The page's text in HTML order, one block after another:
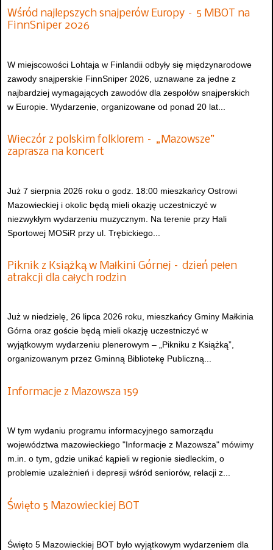
Wśród najlepszych snajperów Europy – 5 MBOT na
FinnSniper 2026
W miejscowości Lohtaja w Finlandii odbyły się międzynarodowe
zawody snajperskie FinnSniper 2026, uznawane za jedne z
najbardziej wymagających zawodów dla zespołów snajperskich
w Europie. Wydarzenie, organizowane od ponad 20 lat...
Wieczór z polskim folklorem – „Mazowsze”
zaprasza na koncert
Już 7 sierpnia 2026 roku o godz. 18:00 mieszkańcy Ostrowi
Mazowieckiej i okolic będą mieli okazję uczestniczyć w
niezwykłym wydarzeniu muzycznym. Na terenie przy Hali
Sportowej MOSiR przy ul. Trębickiego...
Piknik z Książką w Małkini Górnej – dzień pełen
atrakcji dla całych rodzin
Już w niedzielę, 26 lipca 2026 roku, mieszkańcy Gminy Małkinia
Górna oraz goście będą mieli okazję uczestniczyć w
wyjątkowym wydarzeniu plenerowym – „Pikniku z Książką”,
organizowanym przez Gminną Bibliotekę Publiczną...
Informacje z Mazowsza 159
W tym wydaniu programu informacyjnego samorządu
województwa mazowieckiego "Informacje z Mazowsza" mówimy
m.in. o tym, gdzie unikać kąpieli w regionie siedleckim, o
problemie uzależnień i depresji wśród seniorów, relacji z...
Święto 5 Mazowieckiej BOT
Święto 5 Mazowieckiej BOT było wyjątkowym wydarzeniem dla